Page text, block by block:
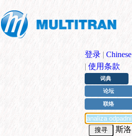
登录 | Chinese
| 使用条款
词典
论坛
联络
斯洛